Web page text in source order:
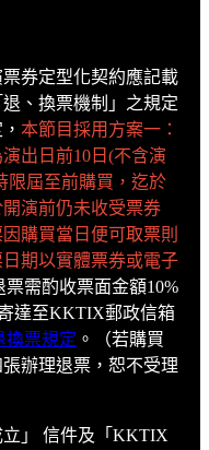
券定型化契約應記載
、換票機制」之規定
本節目採用方案一：
出日前10 日 (不含演
限屆至前購買，迄於
演前仍未收受票券
購買當日便可取票則
日期以實體票券或電子
票需酌收票面金額10%
達至KKTIX郵政信箱
換票規定 。
（若購買
辦理退票，恕不受理
」 信件及「KKTIX